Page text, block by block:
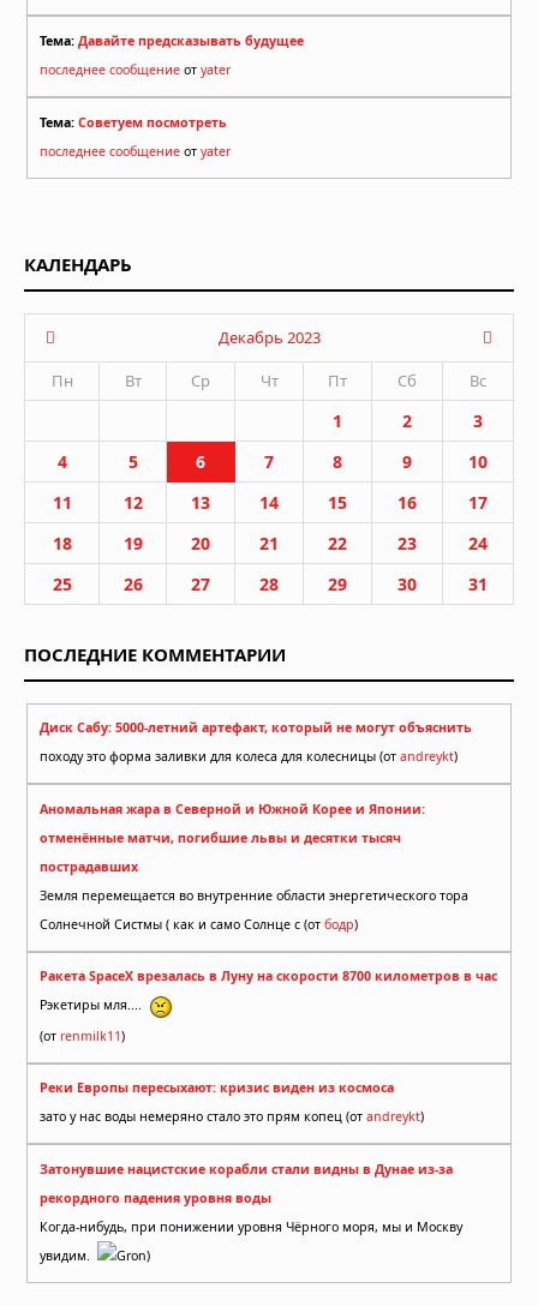
Тема: Давайте предсказывать будущее
последнее сообщение от yater
Тема: Советуем посмотреть
последнее сообщение от yater
КАЛЕНДАРЬ
Декабрь 2023
Пн
Вт Ср Чт Пт Сб Вс
1 2
3
4
5 6 7 8 9
10
11
12 13 14 15 16
17
18
19 20 21 22 23
24
25
26 27 28 29 30 31
ПОСЛЕДНИЕ КОММЕНТАРИИ
Диск Сабу: 5000-летний артефакт, который не могут объяснить
походу это форма заливки для колеса для колесницы (от andreykt)
Аномальная жара в Северной и Южной Корее и Японии:
отменённые матчи, погибшие львы и десятки тысяч
пострадавших
Земля перемещается во внутренние области энергетического тора
Солнечной Систмы ( как и само Солнце с (от бодр)
Ракета SpaceX врезалась в Луну на скорости 8700 километров в час
Рэкетиры мля....
(от renmilk11)
Реки Европы пересыхают: кризис виден из космоса
зато у нас воды немеряно стало это прям копец (от andreykt)
Затонувшие нацистские корабли стали видны в Дунае из-за
рекордного падения уровня воды
Когда-нибудь, при понижении уровня Чёрного моря, мы и Москву
увидим.
Gron)